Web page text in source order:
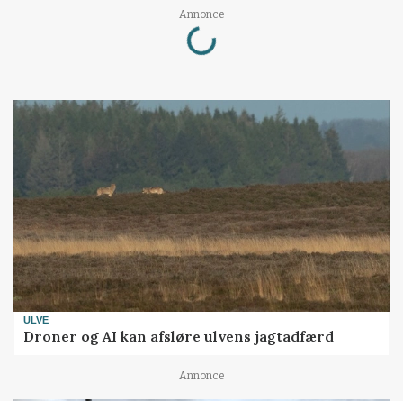
Annonce
Loading...
ULVE
Droner og AI kan afsløre ulvens jagtadfærd
Annonce